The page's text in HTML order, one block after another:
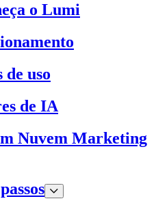
o Lumi
de uso
de IA
Nuvem Marketing